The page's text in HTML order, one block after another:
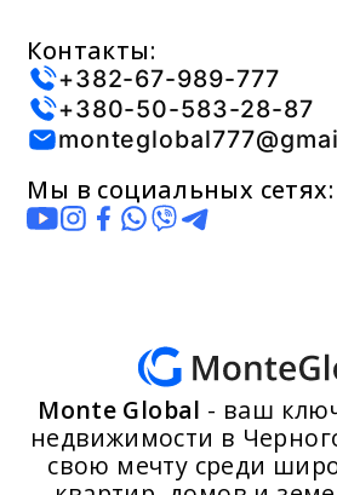
Контакты:
+382-67-989-777
+380-50-583-28-87
Мы в социальных сетях:
Monte Global - ваш
недвижимости в
свою мечту среди